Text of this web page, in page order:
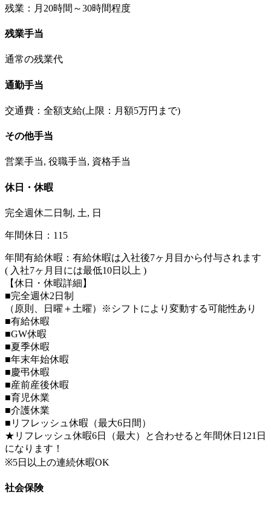
残業：月20時間～30時間程度
残業手当
通常の残業代
通勤手当
交通費：全額支給(上限：月額5万円まで)
その他手当
営業手当, 役職手当, 資格手当
休日・休暇
完全週休二日制, 土, 日
年間休日：115
年間有給休暇：有給休暇は入社後7ヶ月目から付与されます
( 入社7ヶ月目には最低10日以上 )
【休日・休暇詳細】
■完全週休2日制
（原則、日曜＋土曜）※シフトにより変動する可能性あり
■有給休暇
■GW休暇
■夏季休暇
■年末年始休暇
■慶弔休暇
■産前産後休暇
■育児休業
■介護休業
■リフレッシュ休暇（最大6日間）
★リフレッシュ休暇6日（最大）と合わせると年間休日121日
になります！
※5日以上の連続休暇OK
社会保険